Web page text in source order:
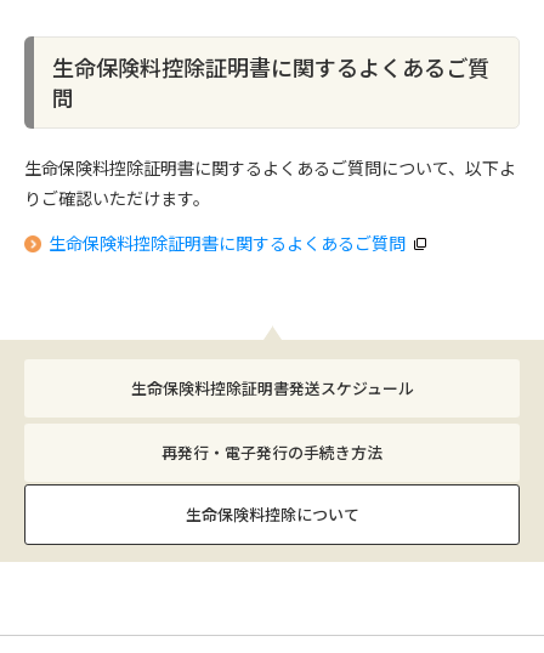
生命保険料控除証明書に関するよくあるご質
問
生命保険料控除証明書に関するよくあるご質問について、以下よ
りご確認いただけます。
生命保険料控除証明書に関するよくあるご質問
生命保険料控除証明書発送スケジュール
再発行・電子発行の手続き方法
生命保険料控除について